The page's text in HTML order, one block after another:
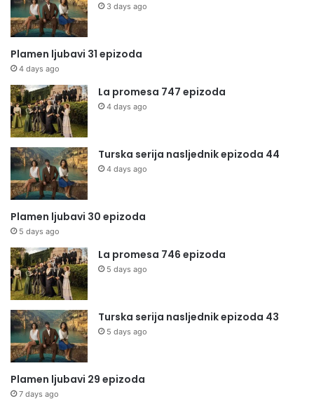
3 days ago
Plamen ljubavi 31 epizoda
4 days ago
La promesa 747 epizoda
4 days ago
Turska serija nasljednik epizoda 44
4 days ago
Plamen ljubavi 30 epizoda
5 days ago
La promesa 746 epizoda
5 days ago
Turska serija nasljednik epizoda 43
5 days ago
Plamen ljubavi 29 epizoda
7 days ago